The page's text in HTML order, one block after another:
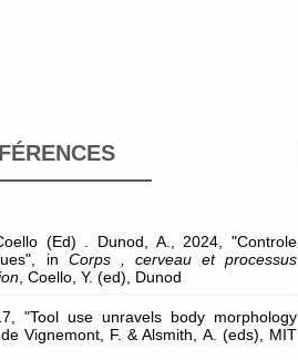
(Ed) . Dunod, A., 2024, "Controle
in Corps , cerveau et processus
, Coello, Y. (ed), Dunod
"Tool use unravels body morphology
, de Vignemont, F. & Alsmith, A. (eds), MIT